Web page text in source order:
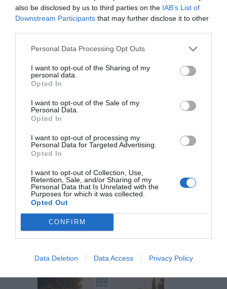
also be disclosed by us to third parties on the IAB’s List of
Downstream Participants that may further disclose it to other
Personal Data Processing Opt Outs
I want to opt-out of the Sharing of my
personal data.
Opted In
I want to opt-out of the Sale of my
Personal Data.
Opted In
I want to opt-out of processing my
Personal Data for Targeted Advertising.
Opted In
I want to opt-out of Collection, Use,
Retention, Sale, and/or Sharing of my
Personal Data that Is Unrelated with the
Purposes for which it was collected.
Opted Out
CONFIRM
Data Deletion Data Access Privacy Policy
«Ο Ίων» του
Ευριπίδη στο
Κάστρο Λαμίας στις
7 και 8 Ιουλίου
2026.